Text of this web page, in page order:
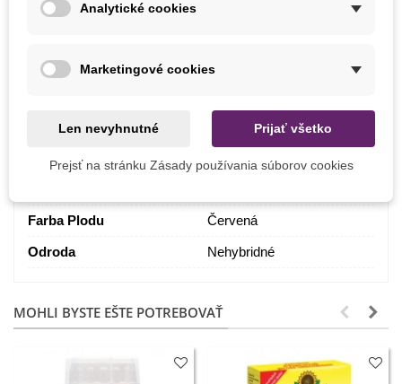
Rastliny pravidelne zaštipujeme.
Detaily produktu
Stanovište Slnečné
Farba Plodu Červená
Odroda Nehybridné
MOHLI BYSTE EŠTE POTREBOVAŤ
Analytické cookies
Marketingové cookies
Len nevyhnutné Prijať všetko
Prejsť na stránku Zásady používania súborov cookies